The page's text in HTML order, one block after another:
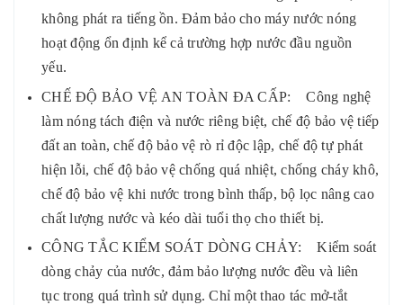
không phát ra tiếng ồn. Đảm bảo cho máy nước nóng
hoạt động ổn định kể cả trường hợp nước đầu nguồn
yếu.
CHẾ ĐỘ BẢO VỆ AN TOÀN ĐA CẤP: Công nghệ
làm nóng tách điện và nước riêng biệt, chế độ bảo vệ tiếp
đất an toàn, chế độ bảo vệ rò rỉ độc lập, chế độ tự phát
hiện lỗi, chế độ bảo vệ chống quá nhiệt, chống cháy khô,
chế độ bảo vệ khi nước trong bình thấp, bộ lọc nâng cao
chất lượng nước và kéo dài tuổi thọ cho thiết bị.
CÔNG TẮC KIỂM SOÁT DÒNG CHẢY: Kiểm soát
dòng chảy của nước, đảm bảo lượng nước đều và liên
tục trong quá trình sử dụng. Chỉ một thao tác mở-tắt